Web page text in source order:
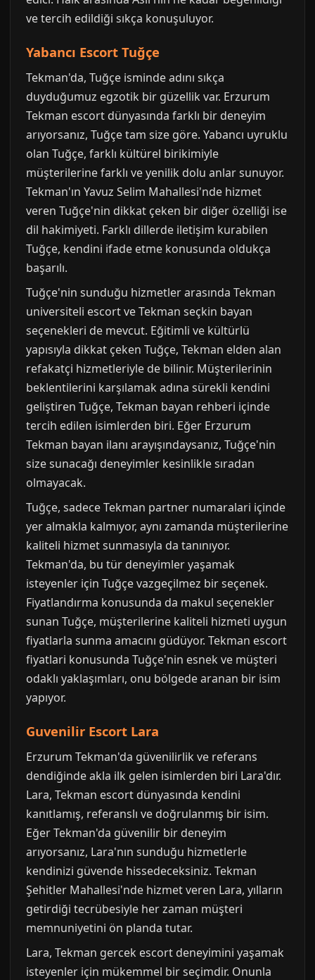
ve tercih edildiği sıkça konuşuluyor.
Yabancı Escort Tuğçe
Tekman'da, Tuğçe isminde adını sıkça
duyduğumuz egzotik bir güzellik var. Erzurum
Tekman escort dünyasında farklı bir deneyim
arıyorsanız, Tuğçe tam size göre. Yabancı uyruklu
olan Tuğçe, farklı kültürel birikimiyle
müşterilerine farklı ve yenilik dolu anlar sunuyor.
Tekman'ın Yavuz Selim Mahallesi'nde hizmet
veren Tuğçe'nin dikkat çeken bir diğer özelliği ise
dil hakimiyeti. Farklı dillerde iletişim kurabilen
Tuğçe, kendini ifade etme konusunda oldukça
başarılı.
Tuğçe'nin sunduğu hizmetler arasında Tekman
universiteli escort ve Tekman seçkin bayan
seçenekleri de mevcut. Eğitimli ve kültürlü
yapısıyla dikkat çeken Tuğçe, Tekman elden alan
refakatçi hizmetleriyle de bilinir. Müşterilerinin
beklentilerini karşılamak adına sürekli kendini
geliştiren Tuğçe, Tekman bayan rehberi içinde
tercih edilen isimlerden biri. Eğer Erzurum
Tekman bayan ilanı arayışındaysanız, Tuğçe'nin
size sunacağı deneyimler kesinlikle sıradan
olmayacak.
Tuğçe, sadece Tekman partner numaralari içinde
yer almakla kalmıyor, aynı zamanda müşterilerine
kaliteli hizmet sunmasıyla da tanınıyor.
Tekman'da, bu tür deneyimler yaşamak
isteyenler için Tuğçe vazgeçilmez bir seçenek.
Fiyatlandırma konusunda da makul seçenekler
sunan Tuğçe, müşterilerine kaliteli hizmeti uygun
fiyatlarla sunma amacını güdüyor. Tekman escort
fiyatlari konusunda Tuğçe'nin esnek ve müşteri
odaklı yaklaşımları, onu bölgede aranan bir isim
yapıyor.
Guvenilir Escort Lara
Erzurum Tekman'da güvenilirlik ve referans
dendiğinde akla ilk gelen isimlerden biri Lara'dır.
Lara, Tekman escort dünyasında kendini
kanıtlamış, referanslı ve doğrulanmış bir isim.
Eğer Tekman'da güvenilir bir deneyim
arıyorsanız, Lara'nın sunduğu hizmetlerle
kendinizi güvende hissedeceksiniz. Tekman
Şehitler Mahallesi'nde hizmet veren Lara, yılların
getirdiği tecrübesiyle her zaman müşteri
memnuniyetini ön planda tutar.
Lara, Tekman gercek escort deneyimini yaşamak
isteyenler için mükemmel bir seçimdir. Onunla